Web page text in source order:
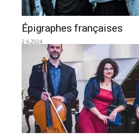
Épigraphes françaises
2.6.2024